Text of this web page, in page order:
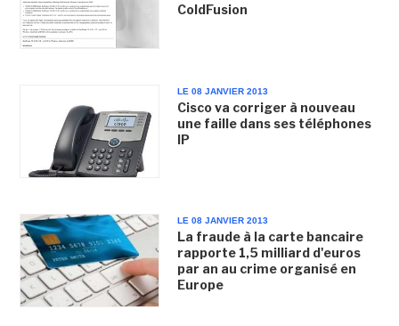
ColdFusion
LE 08 JANVIER 2013
Cisco va corriger à nouveau
une faille dans ses téléphones
IP
LE 08 JANVIER 2013
La fraude à la carte bancaire
rapporte 1,5 milliard d'euros
par an au crime organisé en
Europe